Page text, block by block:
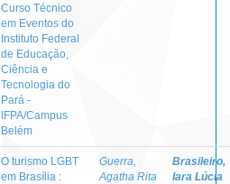
Curso Técnico
em Eventos do
Instituto Federal
de Educação,
Ciência e
Tecnologia do
Pará -
IFPA/Campus
Belém
O turismo LGBT
em Brasília :
Guerra,
Agatha Rita
Brasileiro,
Iara Lúcia